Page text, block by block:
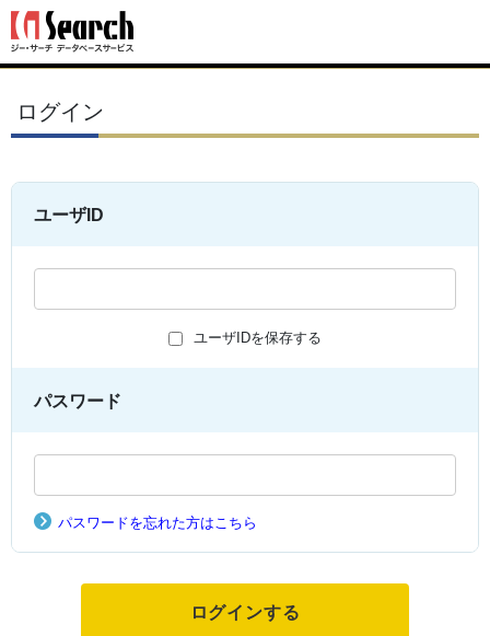
ログイン
ユーザID
ユーザIDを保存する
パスワード
パスワードを忘れた方はこちら